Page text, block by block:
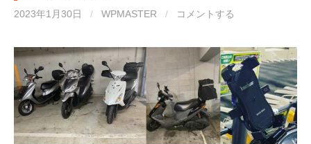
2023年1月30日 / WPMASTER / コメントする